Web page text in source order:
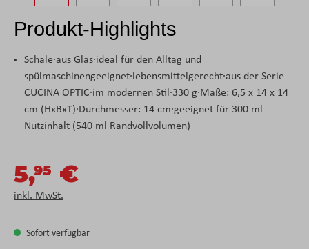
Produkt-Highlights
Schale·aus Glas·ideal für den Alltag und
spülmaschinengeeignet·lebensmittelgerecht·aus der Serie
CUCINA OPTIC·im modernen Stil·330 g·Maße: 6,5 x 14 x 14
cm (HxBxT)·Durchmesser: 14 cm·geeignet für 300 ml
Nutzinhalt (540 ml Randvollvolumen)
5,95 €
inkl. MwSt.
Sofort verfügbar